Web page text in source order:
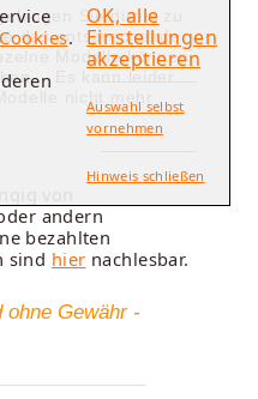
Sie direkt zu
das entsprechende
Modelle können
- Es kann leider
nicht mehr
andern
bezahlten
sind hier nachlesbar.
ohne Gewähr -
Cookies.
OK, alle
Einstellungen
akzeptieren
Auswahl selbst
vornehmen
Hinweis schließen